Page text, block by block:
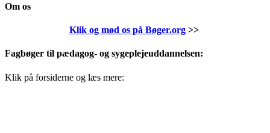
Om os
Klik og mød os på Bøger.org>>
Fagbøger til pædagog- og sygeplejeuddannelsen:
Klik på forsiderne og læs mere: